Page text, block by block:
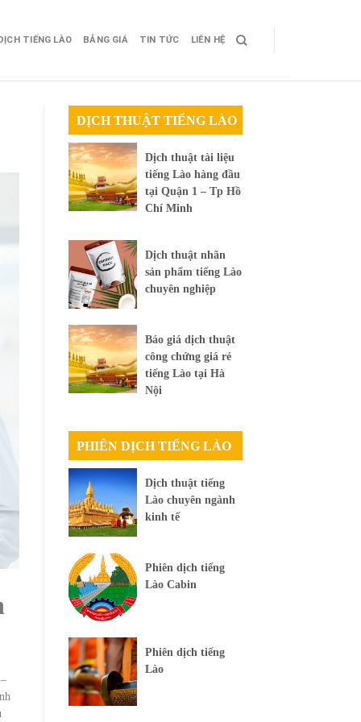
TIẾNG LÀO BẢNG GIÁ TIN TỨC LIÊN HỆ
DỊCH THUẬT TIẾNG LÀO
Dịch thuật tài liệu
tiếng Lào hàng đầu
tại Quận 1 – Tp Hồ
Chí Minh
Dịch thuật nhãn
sản phẩm tiếng Lào
chuyên nghiệp
Báo giá dịch thuật
công chứng giá rẻ
tiếng Lào tại Hà
Nội
PHIÊN DỊCH TIẾNG LÀO
Dịch thuật tiếng
Lào chuyên ngành
kinh tế
Phiên dịch tiếng
Lào Cabin
Phiên dịch tiếng
Lào